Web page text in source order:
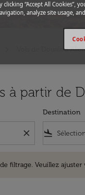
Vols de Douala a
à partir de
close
Destination
flight_land
filtrage. Veuillez ajuster
clicking “Accept All Cookies”,
analyze site usage,